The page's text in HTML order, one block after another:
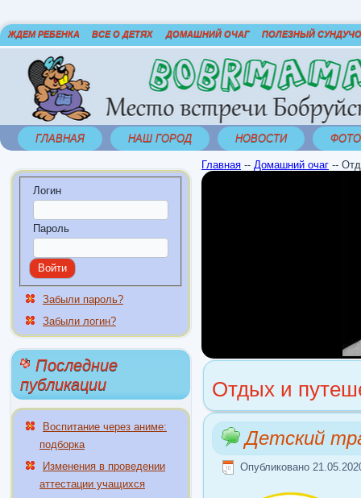
ЖДЕМ РЕБЕНКА ВСЕ О ДЕТЯХ ДОМАШНИЙ ОЧАГ ПОЛЕЗНЫЙ
ГЛАВНАЯ НАШ ГОРОД НОВОСТИ
Логин
Пароль
Забыли пароль?
Забыли логин?
Последние
публикации
Воспитание через аниме:
подборка
Изменения в проведении
аттестации учащихся
Главная -- Домашний очаг --
Отдых и
Детский
Опубликовано